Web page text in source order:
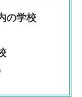
の学校